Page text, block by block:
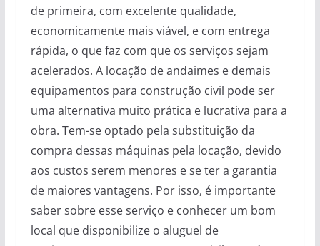
de primeira, com excelente qualidade,
economicamente mais viável, e com entrega
rápida, o que faz com que os serviços sejam
acelerados. A locação de andaimes e demais
equipamentos para construção civil pode ser
uma alternativa muito prática e lucrativa para a
obra. Tem-se optado pela substituição da
compra dessas máquinas pela locação, devido
aos custos serem menores e se ter a garantia
de maiores vantagens. Por isso, é importante
saber sobre esse serviço e conhecer um bom
local que disponibilize o aluguel de